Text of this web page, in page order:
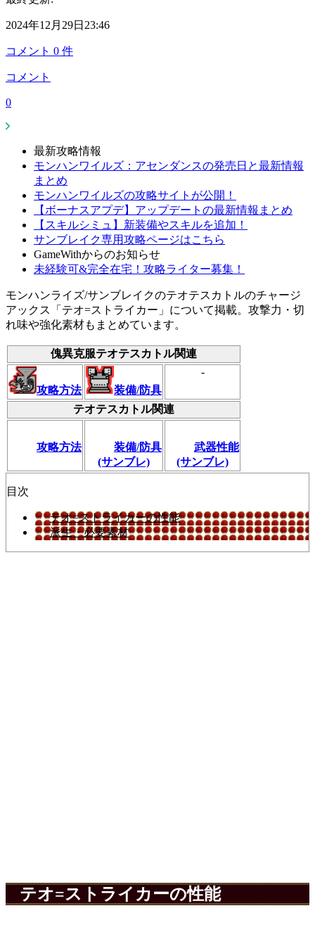
2024年12月29日23:46
コメント 0 件
コメント
0
最新攻略情報
モンハンワイルズ：アセンダンスの発売日と最新情報
まとめ
モンハンワイルズの攻略サイトが公開！
【ボーナスアプデ】アップデートの最新情報まとめ
【スキルシミュ】新装備やスキルを追加！
サンブレイク専用攻略ページはこちら
GameWithからのお知らせ
未経験可&完全在宅！攻略ライター募集！
モンハンライズ/サンブレイクのテオテスカトルのチャージ
アックス「テオ=ストライカー」について掲載。攻撃力・切
れ味や強化素材もまとめています。
傀異克服テオテスカトル関連
攻略方法 装備/防具
-
テオテスカトル関連
攻略方法
装備/防具
(サンブレ)
武器性能
(サンブレ)
目次
テオ=ストライカーの性能
派生・必要素材
テオ=ストライカーの性能